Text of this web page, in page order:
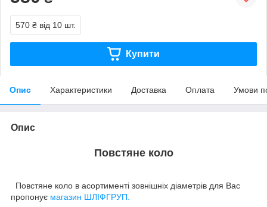
570 ₴ від 10 шт.
Купити
Опис Характеристики Доставка Оплата Умови
Опис
Повстяне коло
Повстяне коло в асортименті зовнішніх діаметрів для Вас
пропонує магазин ШЛІФГРУП.